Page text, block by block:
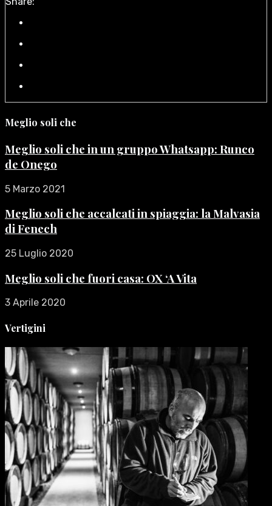
Meglio soli che
Meglio soli che in un gruppo Whatsapp: Runco
de Onego
5 Marzo 2021
Meglio soli che accalcati in spiaggia: la Malvasia
di Fenech
25 Luglio 2020
Meglio soli che fuori casa: OX ‘A Vita
3 Aprile 2020
Vertigini